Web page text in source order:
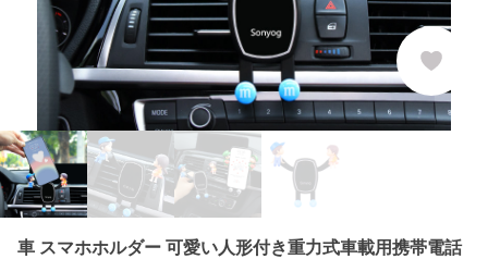
車 スマホホルダー 可愛い人形付き重力式車載用携帯電話